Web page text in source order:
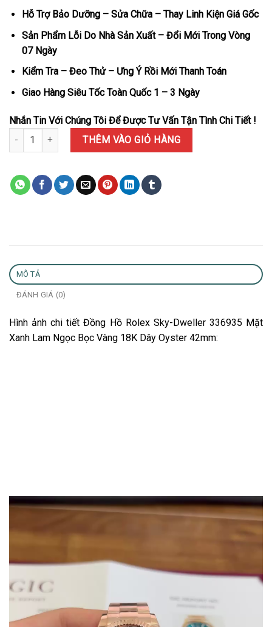
Hỗ Trợ Bảo Dưỡng – Sửa Chữa – Thay Linh Kiện Giá Gốc
Sản Phẩm Lỗi Do Nhà Sản Xuất – Đổi Mới Trong Vòng
07 Ngày
Kiểm Tra – Đeo Thử – Ưng Ý Rồi Mới Thanh Toán
Giao Hàng Siêu Tốc Toàn Quốc 1 – 3 Ngày
Nhắn Tin Với Chúng Tôi Để Được Tư Vấn Tận Tình Chi Tiết !
Đồng Hồ Rolex Sky-Dweller 336935 Mặt Xanh Lam Ngọc Bọc
THÊM VÀO GIỎ HÀNG
MÔ TẢ
ĐÁNH GIÁ (0)
Hình ảnh chi tiết Đồng Hồ Rolex Sky-Dweller 336935 Mặt
Xanh Lam Ngọc Bọc Vàng 18K Dây Oyster 42mm: